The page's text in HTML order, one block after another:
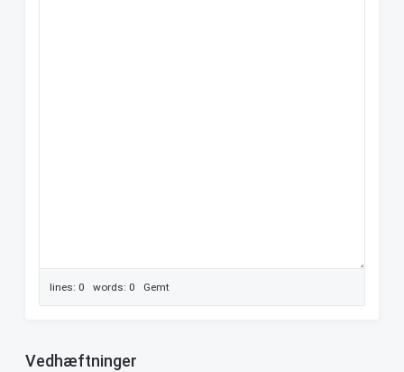
lines: 0 words: 0 Gemt
Vedhæftninger